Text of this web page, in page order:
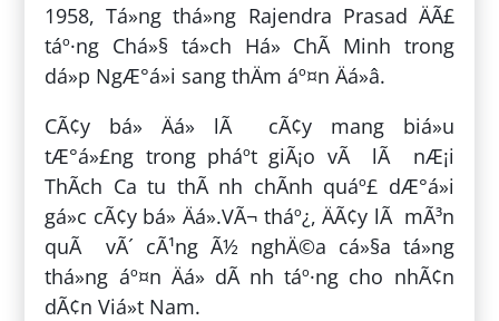
1958, Tá»ng thá»ng Rajendra Prasad ÄÃ£
táº·ng Chá»§ tá»ch Há» ChÃ­ Minh trong
dá»p NgÆ°á»i sang thÄm áº¤n Äá»â.
CÃ¢y bá» Äá» lÃ cÃ¢y mang biá»u
tÆ°á»£ng trong pháº­t giÃ¡o vÃ lÃ nÆ¡i
ThÃ­ch Ca tu thÃ nh chÃ­nh quáº£ dÆ°á»i
gá»c cÃ¢y bá» Äá».VÃ¬ tháº¿, ÄÃ¢y lÃ mÃ³n
quÃ vÃ´ cÃ¹ng Ã½ nghÄ©a cá»§a tá»ng
thá»ng áº¤n Äá» dÃ nh táº·ng cho nhÃ¢n
dÃ¢n Viá»t Nam.